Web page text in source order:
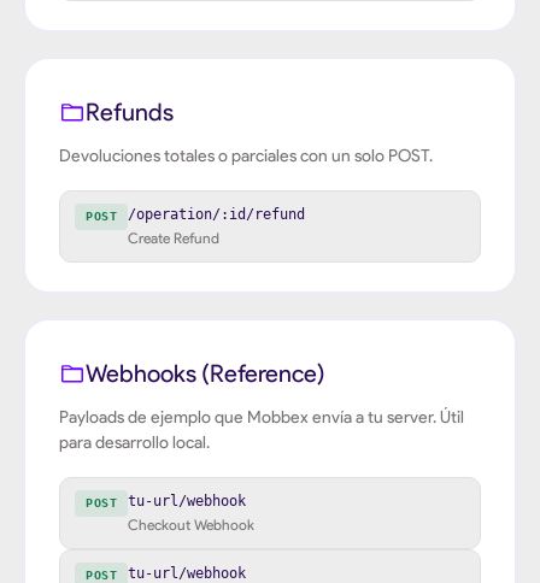
Refunds
Devoluciones totales o parciales con un solo POST.
POST /operation/:id/refund
Create Refund
Webhooks (Reference)
Payloads de ejemplo que Mobbex envía a tu server. Útil
para desarrollo local.
POST tu-url/webhook
Checkout Webhook
POST tu-url/webhook